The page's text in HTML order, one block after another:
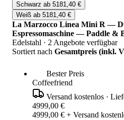
Schwarz ab 5181,40 €
Weiß ab 5181,40 €
La Marzocco Linea Mini R —
Espressomaschine — Paddle &
Edelstahl · 2 Angebote verfügbar
Sortiert nach Gesamtpreis (inkl.
Bester Preis
Coffeefriend
Versand kostenlos ·
4999,00 €
4999,00 € + Versand